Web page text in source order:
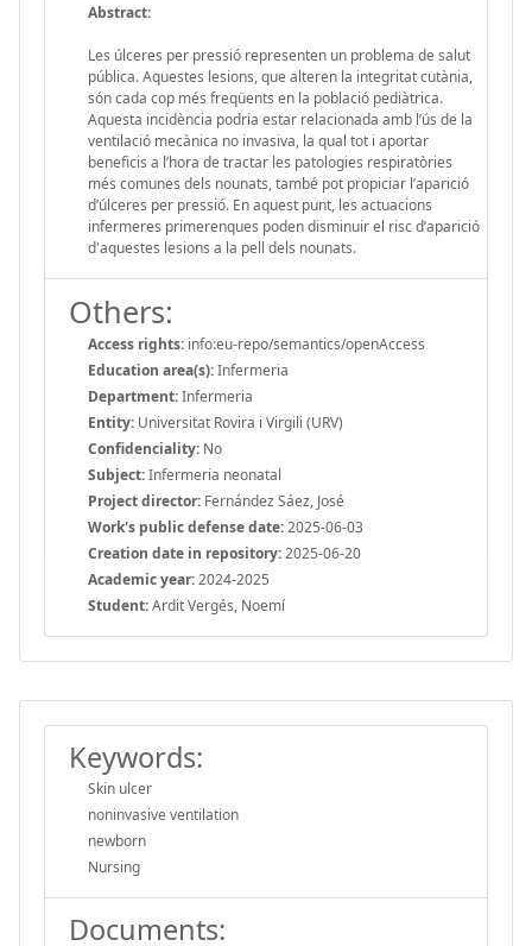
Abstract:
Les úlceres per pressió representen un problema de salut
pública. Aquestes lesions, que alteren la integritat cutània,
són cada cop més freqüents en la població pediàtrica.
Aquesta incidència podria estar relacionada amb l’ús de la
ventilació mecànica no invasiva, la qual tot i aportar
beneficis a l’hora de tractar les patologies respiratòries
més comunes dels nounats, també pot propiciar l’aparició
d’úlceres per pressió. En aquest punt, les actuacions
infermeres primerenques poden disminuir el risc d’aparició
d'aquestes lesions a la pell dels nounats.
Others:
Access rights: info:eu-repo/semantics/openAccess
Education area(s):Infermeria
Department:Infermeria
Entity: Universitat Rovira i Virgili (URV)
Confidenciality: No
Subject:Infermeria neonatal
Project director: Fernández Sáez, José
Work's public defense date:2025-06-03
Creation date in repository:2025-06-20
Academic year:2024-2025
Student:Ardit Vergés, Noemí
Keywords:
Skin ulcer
noninvasive ventilation
newborn
Nursing
Documents: